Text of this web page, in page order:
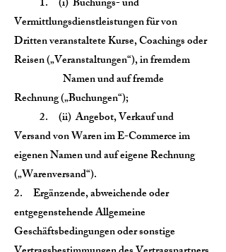
1. (i) Buchungs- und
Vermittlungsdienstleistungen für von
Dritten veranstaltete Kurse, Coachings oder
Reisen („Veranstaltungen“), in fremdem
Namen und auf fremde
Rechnung („Buchungen“);
2. (ii) Angebot, Verkauf und
Versand von Waren im E-Commerce im
eigenen Namen und auf eigene Rechnung
(„Warenversand“).
2. Ergänzende, abweichende oder
entgegenstehende Allgemeine
Geschäftsbedingungen oder sonstige